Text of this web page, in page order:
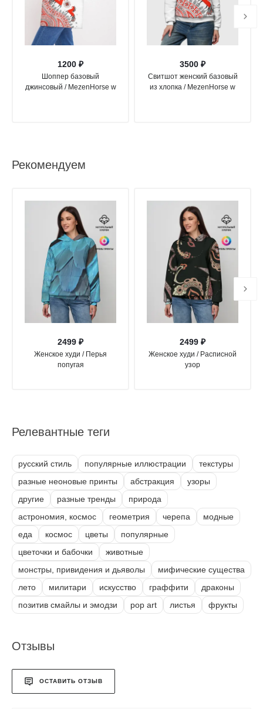
1200 ₽
Шоппер базовый
джинсовый / MezenHorse w
3500 ₽
Свитшот женский базовый
из хлопка / MezenHorse w
Рекомендуем
2499 ₽
Женское худи / Перья
попугая
2499 ₽
Женское худи / Расписной
узор
Релевантные теги
русский стиль популярные иллюстрации
текстуры
разные неоновые принты
абстракция
узоры
другие
разные тренды
природа
астрономия, космос
геометрия черепа
модные
еда
космос цветы
популярные
цветочки и бабочки
животные
монстры, привидения и дьяволы
мифические существа
лето
милитари искусство граффити
драконы
позитив смайлы и эмодзи
pop art листья фрукты
Отзывы
ОСТАВИТЬ ОТЗЫВ